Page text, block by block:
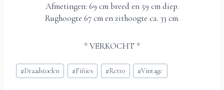
Afmetingen: 69 cm breed en 59 cm diep.
Rughoogte 67 cm en zithoogte ca. 33 cm.
* VERKOCHT *
Bericht
tags:
#Draadstoelen #Fifties #Retro #Vintage